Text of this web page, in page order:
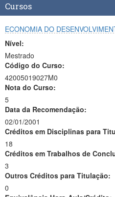
Cursos
ECONOMIA DO
Nível:
Mestrado
Código do Curso:
42005019027M0
Nota do Curso:
5
Data da Recomendação:
02/01/2001
Créditos em Disciplinas para
18
Créditos em Trabalhos de
3
Outros Créditos para Titulação:
0